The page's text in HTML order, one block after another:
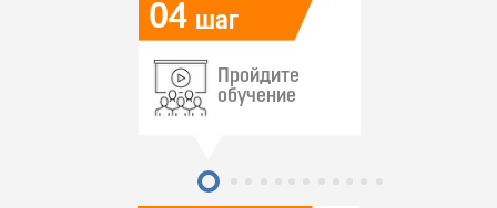
04 шаг
Пройдите
обучение